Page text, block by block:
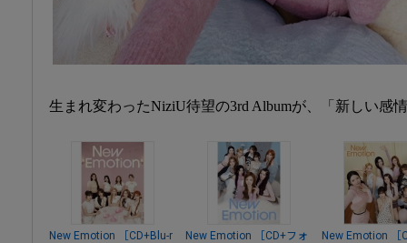
生まれ変わったNiziU待望の3rd Albumが、「新しい感
New Emotion ［CD+Blu-r
New Emotion ［CD+フォ
New Emotion ［